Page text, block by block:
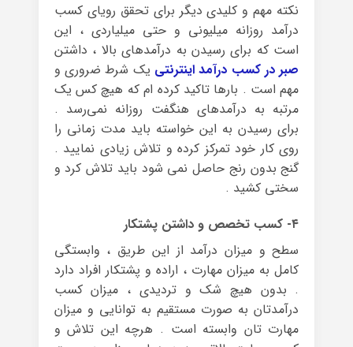
نکته‌ مهم و کلیدی دیگر برای تحقق رویای کسب
درآمد روزانه میلیونی و حتی میلیاردی ، این
است که برای رسیدن به درآمدهای بالا ، داشتن
صبر در کسب درآمد اینترنتی یک شرط ضروری و
مهم است . بارها تاکید کرده ام که هیچ کس یک
مرتبه به درآمدهای هنگفت روزانه نمی‌رسد .
برای رسیدن به این خواسته باید مدت زمانی را
روی کار خود تمرکز کرده و تلاش زیادی نمایید .
گنج بدون رنج حاصل نمی شود باید تلاش کرد و
سختی کشید .
۴- کسب تخصص و داشتن پشتکار
سطح و میزان درآمد از این طریق ، وابستگی
کامل به میزان مهارت ، اراده و پشتکار افراد دارد
. بدون هیچ شک و تردیدی ، میزان کسب
درآمدتان به صورت مستقیم به توانایی و میزان
مهارت تان وابسته است . هرچه این تلاش و